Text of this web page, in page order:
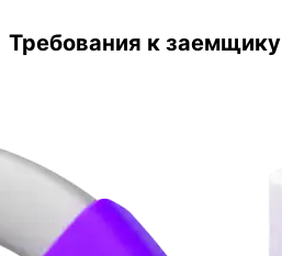
Требования к заемщику